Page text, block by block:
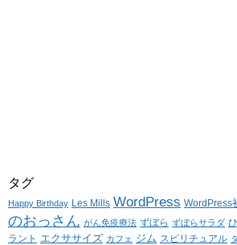
タグ
Happy Birthday Les Mills WordPress WordPress
のおっさん がん免疫療法 ずぼら ずぼらサラダ
ラント エクササイズ カフェ ジム スピリチュアル